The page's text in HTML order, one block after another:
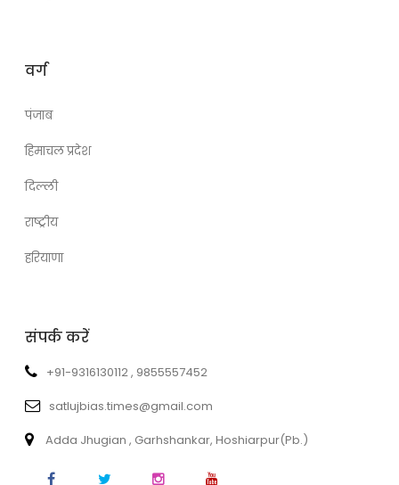
वर्ग
पंजाब
हिमाचल प्रदेश
दिल्ली
राष्ट्रीय
हरियाणा
संपर्क करें
+91-9316130112 , 9855557452
satlujbias.times@gmail.com
Adda Jhugian , Garhshankar, Hoshiarpur(Pb.)